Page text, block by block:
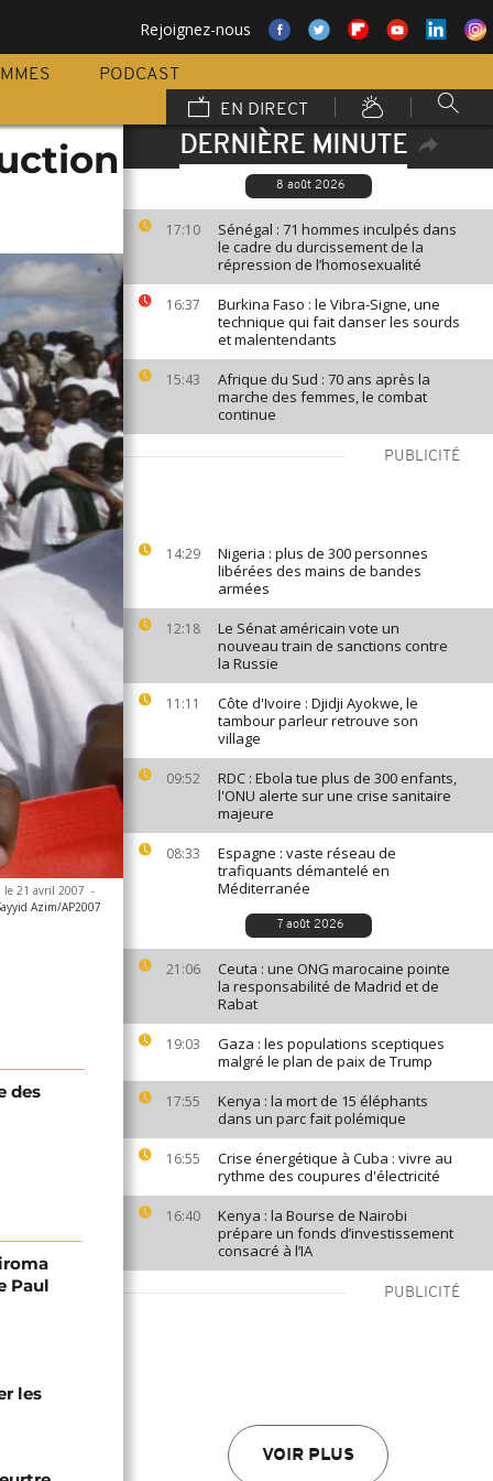
Rejoignez-nous
PODCAST
EN DIRECT
DERNIÈRE MINUTE
8 août 2026
17:10
Sénégal : 71 hommes inculpés dans
le cadre du durcissement de la
répression de l’homosexualité
16:37
Burkina Faso : le Vibra-Signe, une
technique qui fait danser les sourds
et malentendants
15:43
Afrique du Sud : 70 ans après la
marche des femmes, le combat
continue
PUBLICITÉ
14:29
Nigeria : plus de 300 personnes
libérées des mains de bandes
armées
12:18
Le Sénat américain vote un
nouveau train de sanctions contre
la Russie
11:11
Côte d'Ivoire : Djidji Ayokwe, le
tambour parleur retrouve son
village
09:52
RDC : Ebola tue plus de 300 enfants,
l'ONU alerte sur une crise sanitaire
majeure
08:33
Espagne : vaste réseau de
trafiquants démantelé en
Méditerranée
7 août 2026
21:06
Ceuta : une ONG marocaine pointe
la responsabilité de Madrid et de
Rabat
19:03
Gaza : les populations sceptiques
malgré le plan de paix de Trump
17:55
Kenya : la mort de 15 éléphants
dans un parc fait polémique
16:55
Crise énergétique à Cuba : vivre au
rythme des coupures d'électricité
16:40
Kenya : la Bourse de Nairobi
prépare un fonds d’investissement
consacré à l’IA
PUBLICITÉ
VOIR PLUS
le 21 avril 2007 -
Azim/AP2007
des
Paul
les